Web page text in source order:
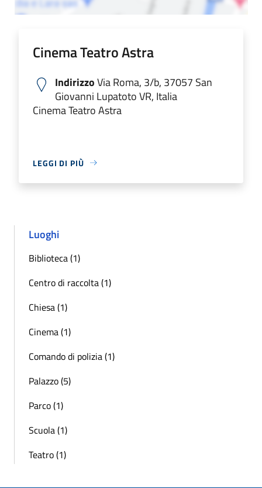
Cinema Teatro Astra
IndirizzoVia Roma, 3/b, 37057 San
Giovanni Lupatoto VR, Italia
Cinema Teatro Astra
LEGGI DI PIÙ
Luoghi
Biblioteca (1)
Centro di raccolta (1)
Chiesa (1)
Cinema (1)
Comando di polizia (1)
Palazzo (5)
Parco (1)
Scuola (1)
Teatro (1)